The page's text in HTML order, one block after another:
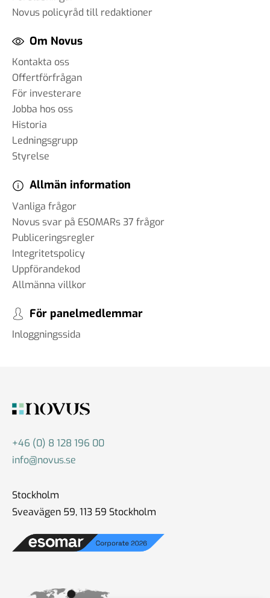
Novus policyråd till redaktioner
Om Novus
Kontakta oss
Offertförfrågan
För investerare
Jobba hos oss
Historia
Ledningsgrupp
Styrelse
Allmän information
Vanliga frågor
Novus svar på ESOMARs 37 frågor
Publiceringsregler
Integritetspolicy
Uppförandekod
Allmänna villkor
För panelmedlemmar
Inloggningssida
+46 (0) 8 128 196 00
info@novus.se
Stockholm
Sveavägen 59, 113 59 Stockholm